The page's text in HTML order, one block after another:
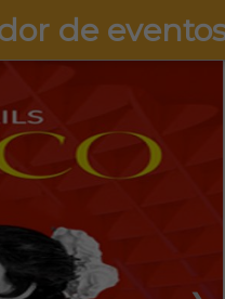
de